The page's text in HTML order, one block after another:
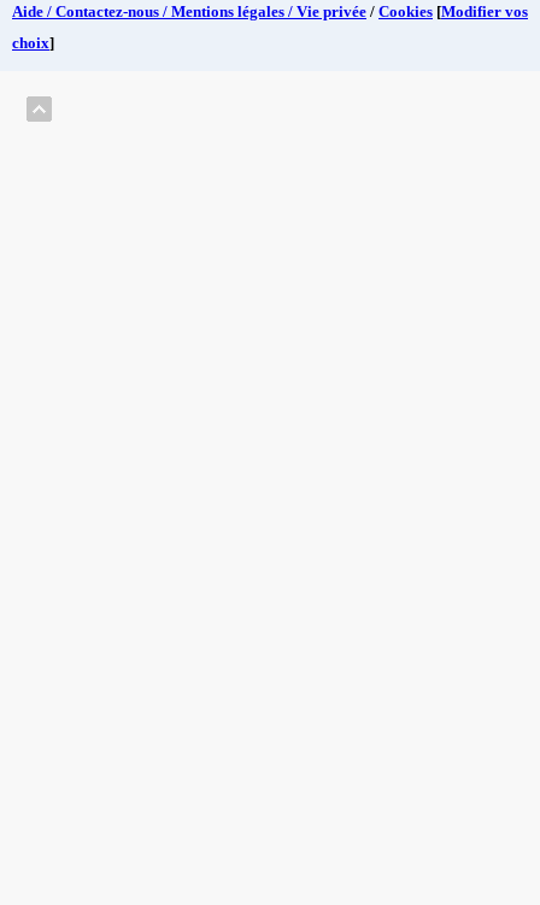
Aide / Contactez-nous / Mentions légales / Vie privée / Cookies [Modifier vos
choix]